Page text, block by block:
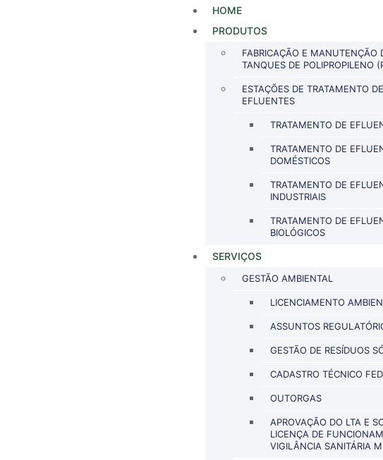
HOME
PRODUTOS
FABRICAÇÃO E MANUTENÇÃO
TANQUES DE POLIPROPILENO
ESTAÇÕES DE TRATAMENTO DE
EFLUENTES
TRATAMENTO DE
TRATAMENTO DE
DOMÉSTICOS
TRATAMENTO DE
INDUSTRIAIS
TRATAMENTO DE
BIOLÓGICOS
SERVIÇOS
GESTÃO AMBIENTAL
LICENCIAMENTO
ASSUNTOS
GESTÃO DE RESÍDUOS
CADASTRO TÉCNICO
OUTORGAS
APROVAÇÃO DO LTA E
LICENÇA DE
VIGILÂNCIA SANITÁRIA